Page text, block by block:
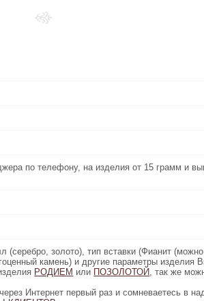
по телефону, на изделия от 15 грамм и
золото), тип вставки (Фианит
камень) и другие параметры изделия
РОДИЕМ или ПОЗОЛОТОЙ, так же
Интернет первый раз и сомневаетесь в
на изделия от 15 грамм и выше цена за
тип вставки (Фианит (можно любого
и другие параметры изделия Вы можете
Возможно покрыть изделия
раз и сомневаетесь в надежности